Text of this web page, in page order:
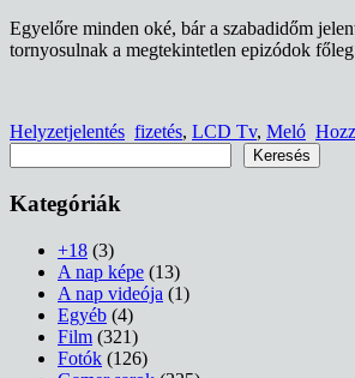
Egyelőre minden oké, bár a szabadidőm
tornyosulnak a megtekintetlen epizódok
Helyzetjelentés fizetés, LCD Tv, Meló
Keresés
Kategóriák
+18 (3)
A nap képe (13)
A nap videója (1)
Egyéb (4)
Film (321)
Fotók (126)